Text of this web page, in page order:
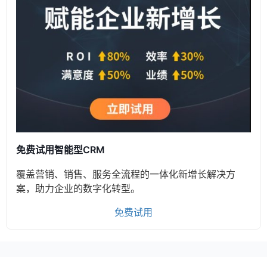
免费试用智能型CRM
覆盖营销、销售、服务全流程的一体化新增长解决方
案，助力企业的数字化转型。
免费试用